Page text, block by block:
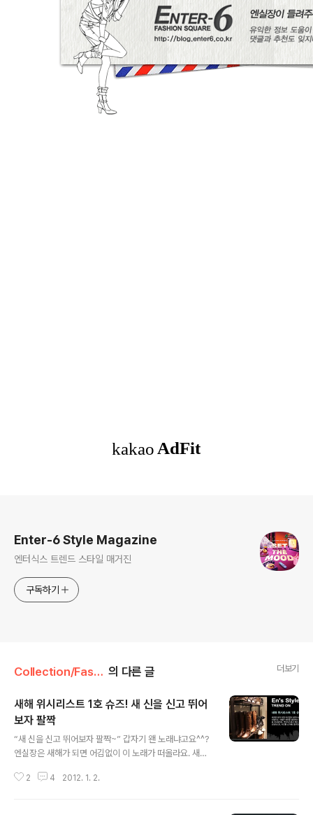
Enter-6 Style Magazine
엔터식스 트렌드 스타일 매거진
구독하기
Collection/Fashion 의 다른 글 더보기
새해 위시리스트 1호 슈즈! 새 신을 신고 뛰어
보자 팔짝
“새 신을 신고 뛰어보자 팔짝~” 갑자기 왠 노래냐고요^^?
엔실장은 새해가 되면 어김없이 이 노래가 떠올라요. 새로
죠. 학생들은 교복이나 가방이 될 수도 있을 거고요. 또 계
2 4 2012. 1. 2.